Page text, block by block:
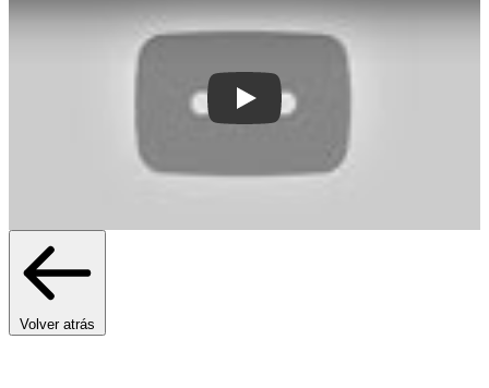
Play: Asumió la nueva directora de la
Volver atrás